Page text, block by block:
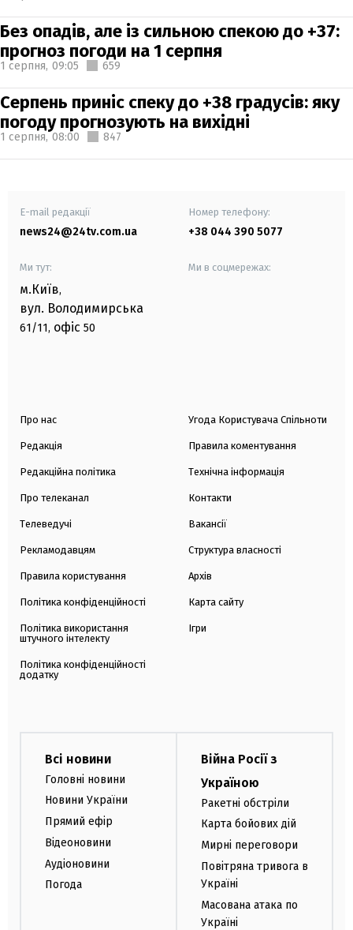
Без опадів, але із сильною спекою до +37:
прогноз погоди на 1 серпня
1 серпня, 09:05 659
Серпень приніс спеку до +38 градусів: яку
погоду прогнозують на вихідні
1 серпня, 08:00 847
E-mail редакції
news24@24tv.com.ua
Номер телефону:
+38 044 390 5077
Ми тут:
м.Київ,
вул. Володимирська
61/11, офіс 50
Ми в соцмережах:
Про нас
Редакція
Редакційна політика
Про телеканал
Телеведучі
Рекламодавцям
Правила користування
Політика конфіденційності
Політика використання
штучного інтелекту
Політика конфіденційності
додатку
Угода Користувача Спільноти
Правила коментування
Технічна інформація
Контакти
Вакансії
Структура власності
Архів
Карта сайту
Ігри
Всі новини
Головні новини
Новини України
Прямий ефір
Відеоновини
Аудіоновини
Погода
Війна Росії з
Україною
Ракетні обстріли
Карта бойових дій
Мирні переговори
Повітряна тривога в
Україні
Масована атака по
Україні